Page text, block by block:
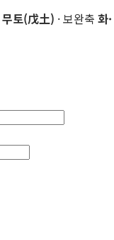
무토(戊土) · 보완축 화·